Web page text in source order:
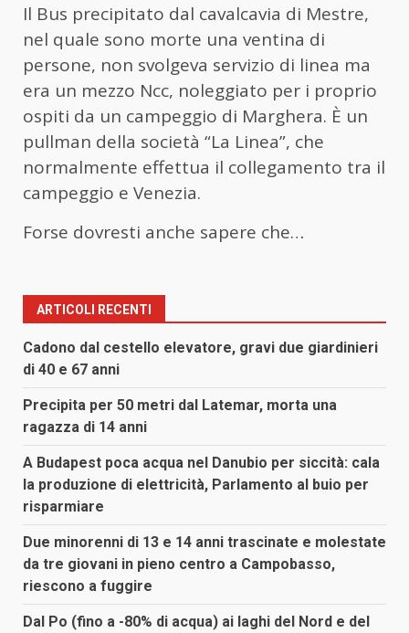
Il Bus precipitato dal cavalcavia di Mestre,
nel quale sono morte una ventina di
persone, non svolgeva servizio di linea ma
era un mezzo Ncc, noleggiato per i proprio
ospiti da un campeggio di Marghera. È un
pullman della società “La Linea”, che
normalmente effettua il collegamento tra il
campeggio e Venezia.
Forse dovresti anche sapere che…
ARTICOLI RECENTI
Cadono dal cestello elevatore, gravi due giardinieri
di 40 e 67 anni
Precipita per 50 metri dal Latemar, morta una
ragazza di 14 anni
A Budapest poca acqua nel Danubio per siccità: cala
la produzione di elettricità, Parlamento al buio per
risparmiare
Due minorenni di 13 e 14 anni trascinate e molestate
da tre giovani in pieno centro a Campobasso,
riescono a fuggire
Dal Po (fino a -80% di acqua) ai laghi del Nord e del